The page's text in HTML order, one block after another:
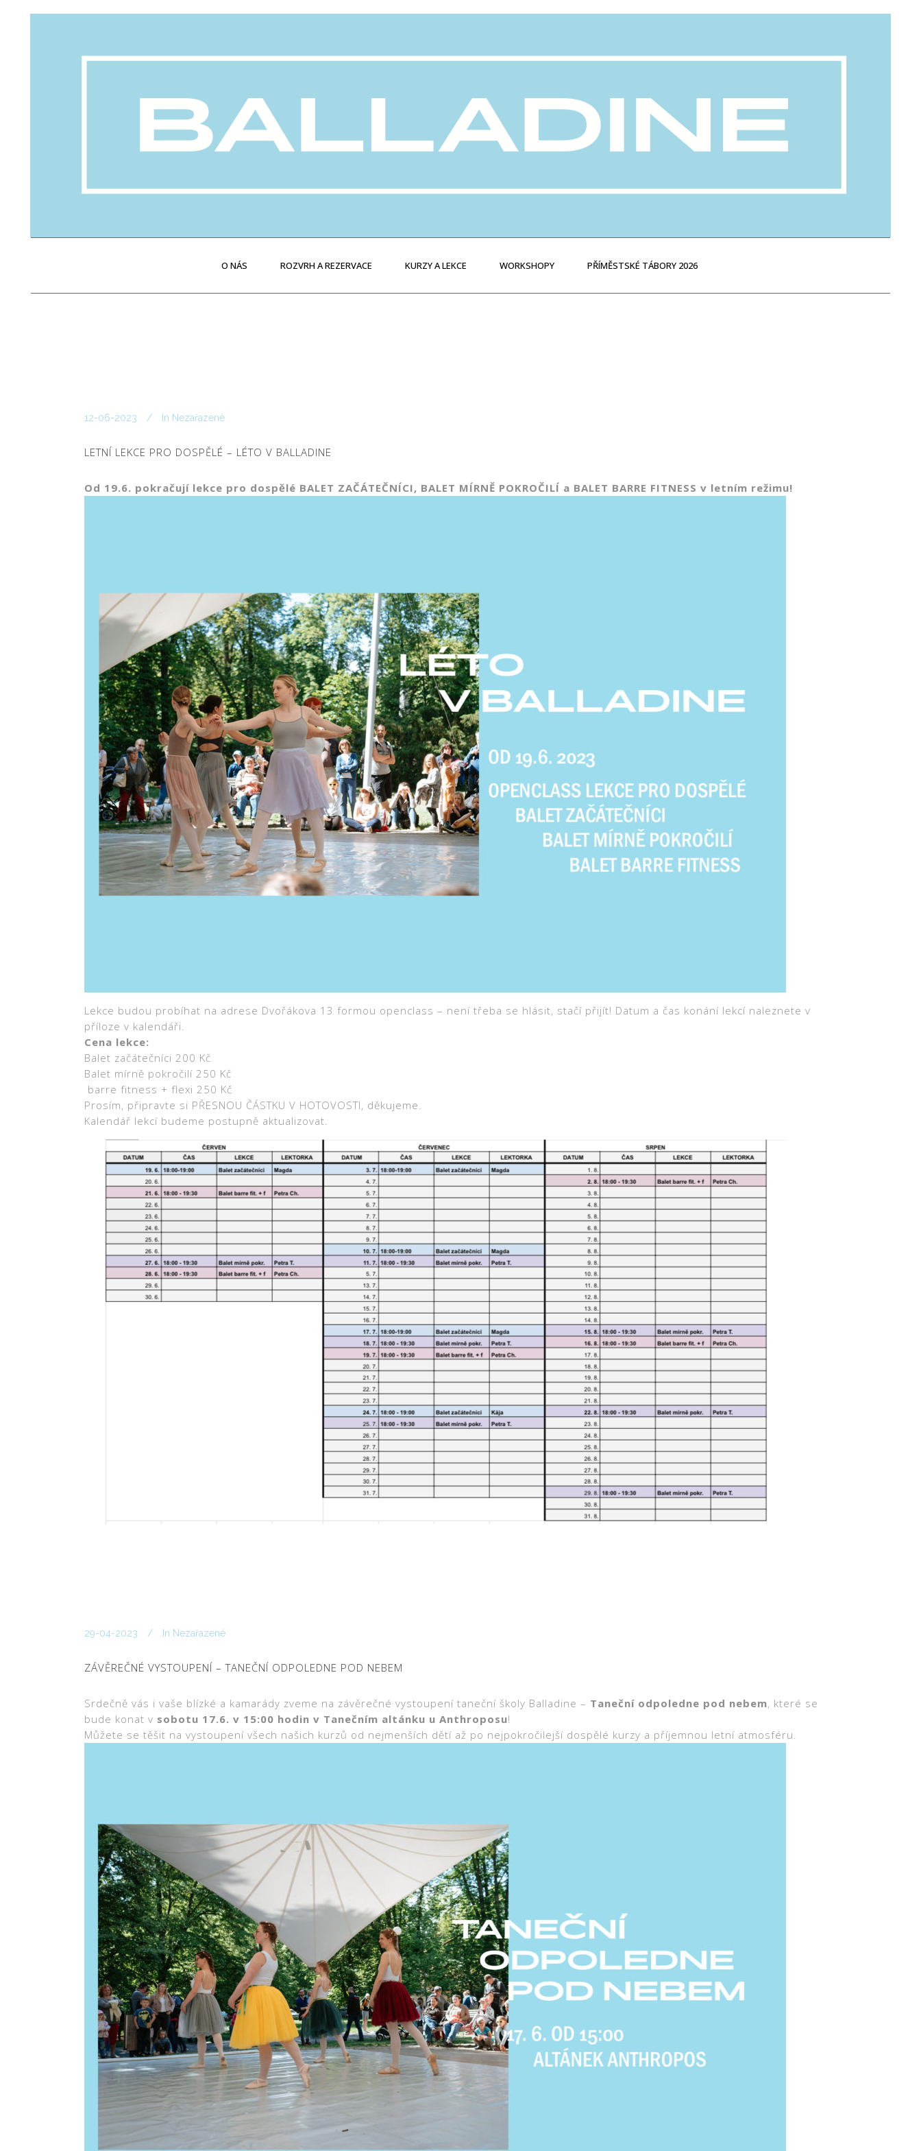
O NÁS ROZVRH A REZERVACE KURZY A LEKCE WORKSHOPY PŘÍMĚSTSKÉ TÁBORY 2026
12-06-2023 In Nezařazené
LETNÍ LEKCE PRO DOSPĚLÉ – LÉTO V BALLADINE
Od 19.6. pokračují lekce pro dospělé BALET ZAČÁTEČNÍCI, BALET MÍRNĚ POKROČILÍ a BALET BARRE FITNESS v letním režimu!
Lekce budou probíhat na adrese Dvořákova 13 formou openclass – není třeba se hlásit, stačí přijít! Datum a čas konání lekcí naleznete v
příloze v kalendáři.
Cena lekce:
Balet začátečníci 200 Kč
Balet mírně pokročilí 250 Kč
barre fitness + flexi 250 Kč
Prosím, připravte si PŘESNOU ČÁSTKU V HOTOVOSTI, děkujeme.
Kalendář lekcí budeme postupně aktualizovat.
29-04-2023 In Nezařazené
ZÁVĚREČNÉ VYSTOUPENÍ – TANEČNÍ ODPOLEDNE POD NEBEM
Srdečně vás i vaše blízké a kamarády zveme na závěrečné vystoupení taneční školy Balladine – Taneční odpoledne pod nebem, které se
bude konat v sobotu 17.6. v 15:00 hodin v Tanečním altánku u Anthroposu!
Můžete se těšit na vystoupení všech našich kurzů od nejmenších dětí až po nejpokročilejší dospělé kurzy a příjemnou letní atmosféru.